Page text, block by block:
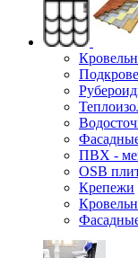
ПВХ -
OSB
Крепежи